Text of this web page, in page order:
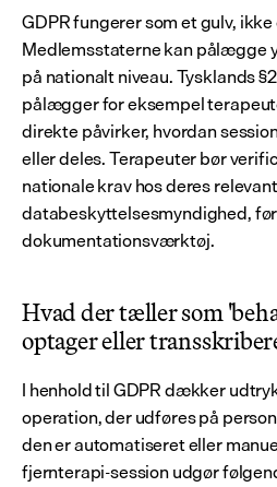
GDPR fungerer som et gulv,
Medlemsstaterne kan pålægge
på nationalt niveau. Tysklands
pålægger for eksempel
direkte påvirker, hvordan
eller deles. Terapeuter bør
nationale krav hos deres
databeskyttelsesmyndighed,
dokumentationsværktøj.
Hvad der tæller som
optager eller
I henhold til GDPR dækker
operation, der udføres på
den er automatiseret eller
fjernterapi-session udgør